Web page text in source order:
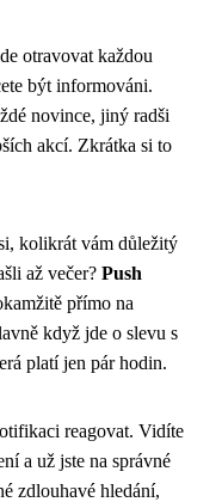
otravovat každou
být informováni.
novince, jiný radši
akcí. Zkrátka si to
kolikrát vám důležitý
až večer? Push
přímo na
když jde o slevu s
platí jen pár hodin.
reagovat. Vidíte
a už jste na správné
zdlouhavé hledání,